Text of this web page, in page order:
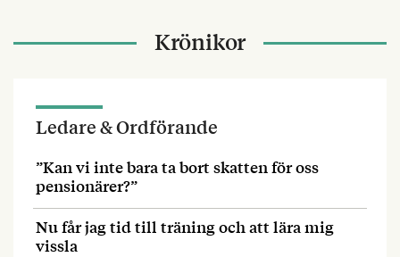
Krönikor
Ledare & Ordförande
”Kan vi inte bara ta bort skatten för oss
pensionärer?”
Nu får jag tid till träning och att lära mig
vissla